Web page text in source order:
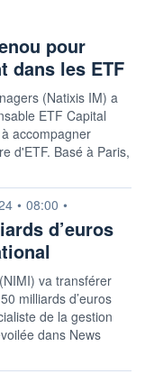
05/08
11 600
11 800
BOURSOVIE
pour
dans les ETF
(Natixis IM) a
ETF Capital
accompagner
d'ETF. Basé à Paris,
• 08:00 •
d’euros
va transférer
milliards d’euros
de la gestion
dans News